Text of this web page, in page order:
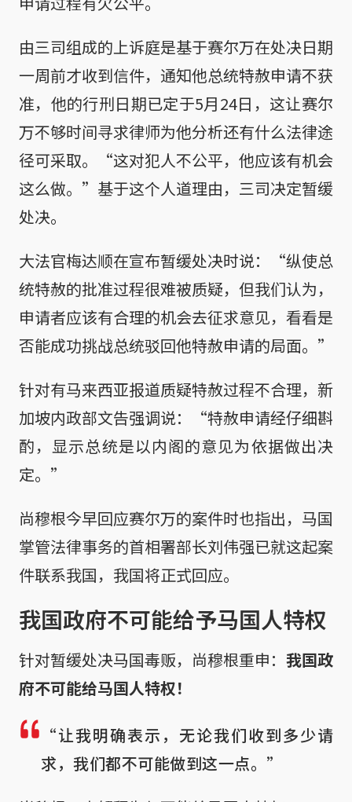
由三司组成的上诉庭是基于赛尔万在处决日期
一周前才收到信件，通知他总统特赦申请不获
准，他的行刑日期已定于5月24日，这让赛尔
万不够时间寻求律师为他分析还有什么法律途
径可采取。“这对犯人不公平，他应该有机会
这么做。”基于这个人道理由，三司决定暂缓
处决。
大法官梅达顺在宣布暂缓处决时说：“纵使总
统特赦的批准过程很难被质疑，但我们认为，
申请者应该有合理的机会去征求意见，看看是
否能成功挑战总统驳回他特赦申请的局面。”
针对有马来西亚报道质疑特赦过程不合理，新
加坡内政部文告强调说：“特赦申请经仔细斟
酌，显示总统是以内阁的意见为依据做出决
定。”
尚穆根今早回应赛尔万的案件时也指出，马国
掌管法律事务的首相署部长刘伟强已就这起案
件联系我国，我国将正式回应。
我国政府不可能给予马国人特权
针对暂缓处决马国毒贩，尚穆根重申： 我国政
府不可能给马国人特权！
“让我明确表示，无论我们收到多少请
求，我们都不可能做到这一点。”